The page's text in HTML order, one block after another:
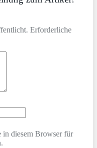
Erforderliche
in diesem Browser für